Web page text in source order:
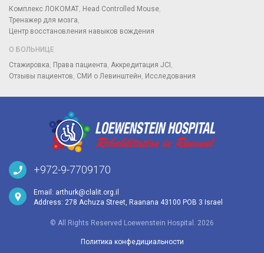
Комплекс ЛОКОМАТ Head Controlled Mouse
Тренажер для мозга
Центр восстановления навыков вождения
О БОЛЬНИЦЕ
Стажировка
Права пациента Аккредитация JCI
Отзывы пациентов СМИ о Левинштейн Исследования
+972-9-7709170
Email: arthurk@clalit.org.il
Address: 278 Achuza Street, Raanana 43100 POB 3 Israel
© All Rights Reserved Loewenstein Hospital. 2026
Политика конфедициальности